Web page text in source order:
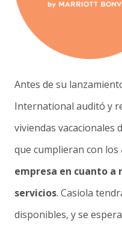
Antes de su
International auditó y
viviendas vacacionales
que cumplieran con los
empresa en cuanto a
servicios. Casiola
disponibles, y se